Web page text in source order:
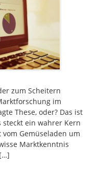
zum Scheitern
im
These, oder? Das ist
steckt ein wahrer Kern
Gemüseladen um
Marktkenntnis